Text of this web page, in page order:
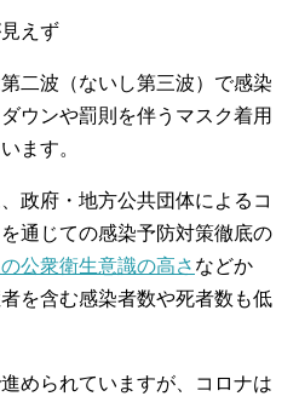
えず
二波（ないし第三波）で感染
ウンや罰則を伴うマスク着用
ます。
政府・地方公共団体によるコ
通じての感染予防対策徹底の
公衆衛生意識の高さ などか
を含む感染者数や死者数も低
められていますが、コロナは